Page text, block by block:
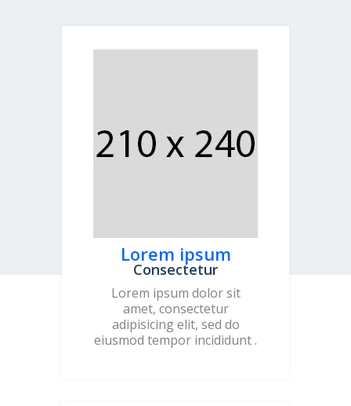
Lorem ipsum
Consectetur
Lorem ipsum dolor sit
amet, consectetur
adipisicing elit, sed do
eiusmod tempor incididunt .